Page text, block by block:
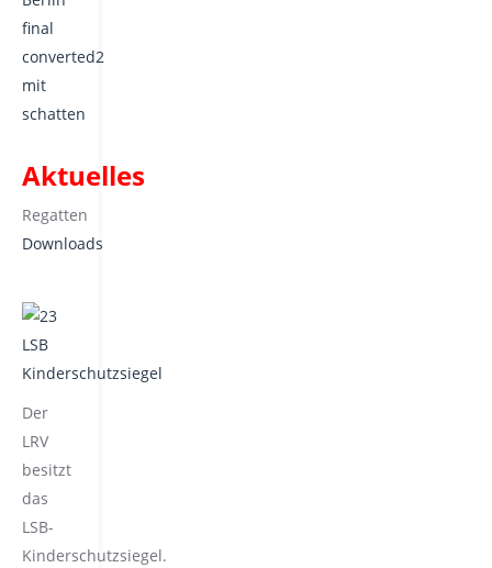
Aktuelles
Regatten
Downloads
Der
LRV
besitzt
das
LSB-
Kinderschutzsiegel.